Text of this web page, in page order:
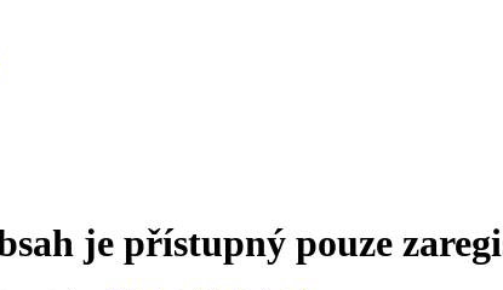
je přístupný pouze